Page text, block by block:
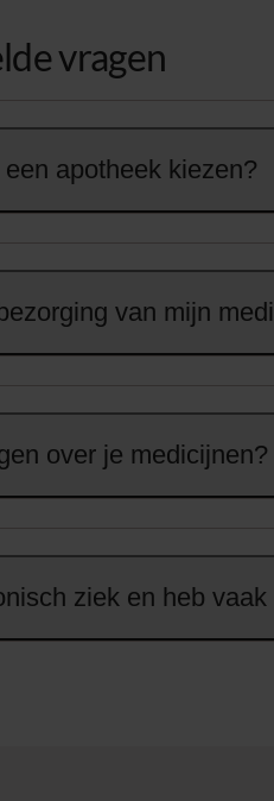
vragen
apotheek kiezen?
van mijn
over je medicijnen?
ziek en heb